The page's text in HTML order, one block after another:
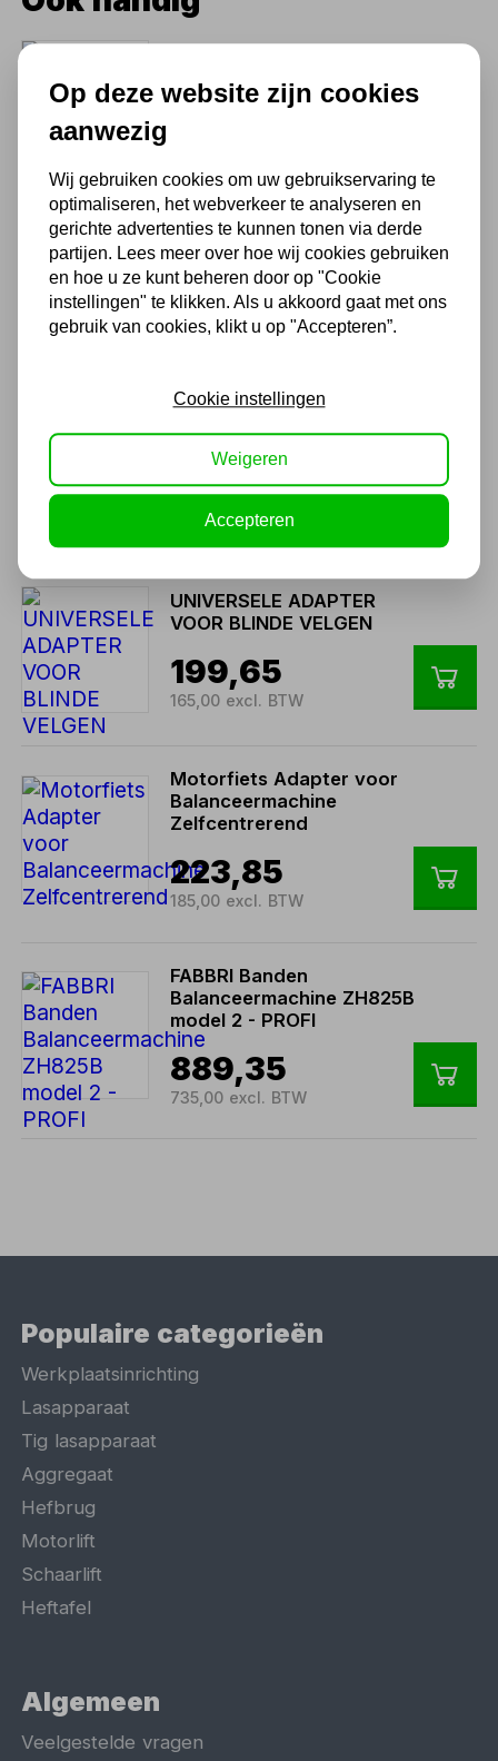
Balanceeras 40MM
42,35
35,00 excl. BTW
Balanceer-as 36MM
36,30
30,00 excl. BTW
UNIVERSELE ADAPTER
VOOR BLINDE VELGEN
199,65
165,00 excl. BTW
Motorfiets Adapter voor
Balanceermachine
Zelfcentrerend
223,85
185,00 excl. BTW
FABBRI Banden
Balanceermachine ZH825B
model 2 - PROFI
889,35
735,00 excl. BTW
Populaire categorieën
Werkplaatsinrichting
Lasapparaat
Tig lasapparaat
Aggregaat
Hefbrug
Motorlift
Schaarlift
Heftafel
Algemeen
Veelgestelde vragen
Op deze website zijn cookies
aanwezig
Wij gebruiken cookies om uw gebruikservaring te
optimaliseren, het webverkeer te analyseren en
gerichte advertenties te kunnen tonen via derde
partijen. Lees meer over hoe wij cookies gebruiken
en hoe u ze kunt beheren door op "Cookie
instellingen" te klikken. Als u akkoord gaat met ons
gebruik van cookies, klikt u op "Accepteren”.
Cookie instellingen
Weigeren
Accepteren